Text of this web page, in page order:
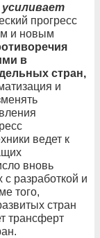
усиливает
прогресс
и новым
в
стран,
и
ведет к
вновь
разработкой и
того,
стран
трансферт